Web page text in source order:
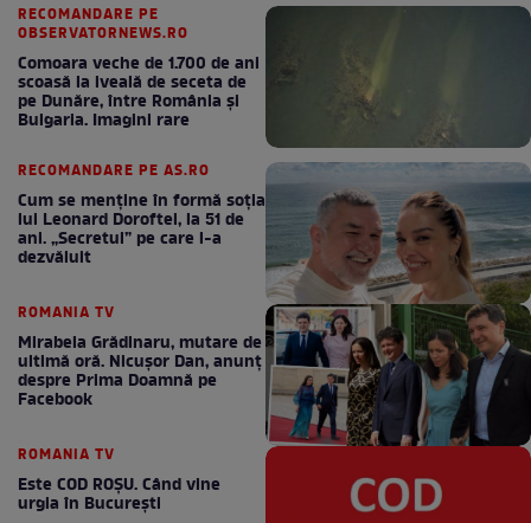
RECOMANDARE PE
OBSERVATORNEWS.RO
Comoara veche de 1.700 de ani
scoasă la iveală de seceta de
pe Dunăre, între România şi
Bulgaria. Imagini rare
RECOMANDARE PE AS.RO
Cum se menţine în formă soţia
lui Leonard Doroftei, la 51 de
ani. „Secretul” pe care l-a
dezvăluit
ROMANIA TV
Mirabela Grădinaru, mutare de
ultimă oră. Nicuşor Dan, anunţ
despre Prima Doamnă pe
Facebook
ROMANIA TV
Este COD ROŞU. Când vine
urgia în Bucureşti